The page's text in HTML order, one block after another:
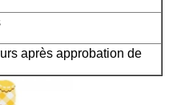
après approbation de